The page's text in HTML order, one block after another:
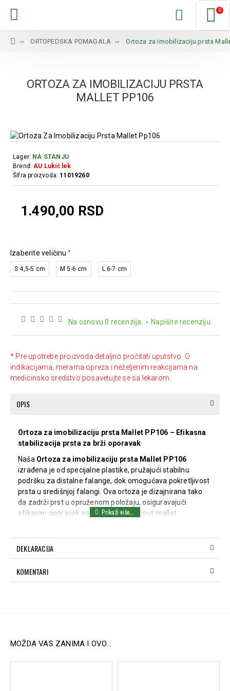
0
ORTOPEDSKA POMAGALA Ortoza za imobilizaciju prsta
ORTOZA ZA IMOBILIZACIJU PRSTA
MALLET PP106
Na osnovu 0 recenzija. - Napišite recenziju
1.490,00 RSD
Lager: NA STANJU
Brend: AU Lukić lek
Šifra proizvoda: 11019260
Izaberite veličinu
S 4,5-5 cm M 5-6 cm L 6-7 cm
* Pre upotrebe proizvoda detaljno pročitati uputstvo. O
indikacijama, merama opreza i neželjenim reakcijama na
medicinsko sredstvo posavetujte se sa lekarom.
OPIS
Ortoza za imobilizaciju prsta Mallet PP106 – Efikasna
stabilizacija prsta za brži oporavak
Naša Ortoza za imobilizaciju prsta Mallet PP106
izrađena je od specijalne plastike, pružajući stabilnu
podršku za distalne falange, dok omogućava pokretljivost
prsta u središnjoj falangi. Ova ortoza je dizajnirana tako
da zadrži prst u opruženom položaju, osiguravajući
efikasan oporavak nakon povreda, poput mallet
neophodnim delovima.
Ključne karakteristike:
Specijalna plastika:
normalnu pokretljivost prsta u središnjoj falangi, dok
Veličine S, M, L
DEKLARACIJA
KOMENTARI
MOŽDA VAS ZANIMA I OVO...